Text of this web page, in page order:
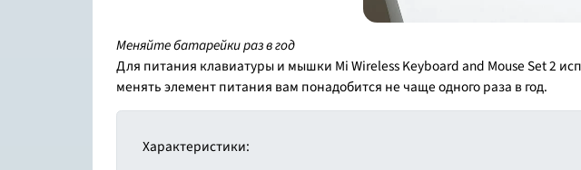
Меняйте батарейки раз в год
Для питания клавиатуры и мышки Mi Wireless Keyboard and Mouse Set 2
менять элемент питания вам понадобится не чаще одного раза в год.
Характеристики: